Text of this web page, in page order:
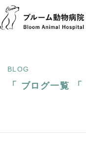
BLOG
「 ブログ一覧 「